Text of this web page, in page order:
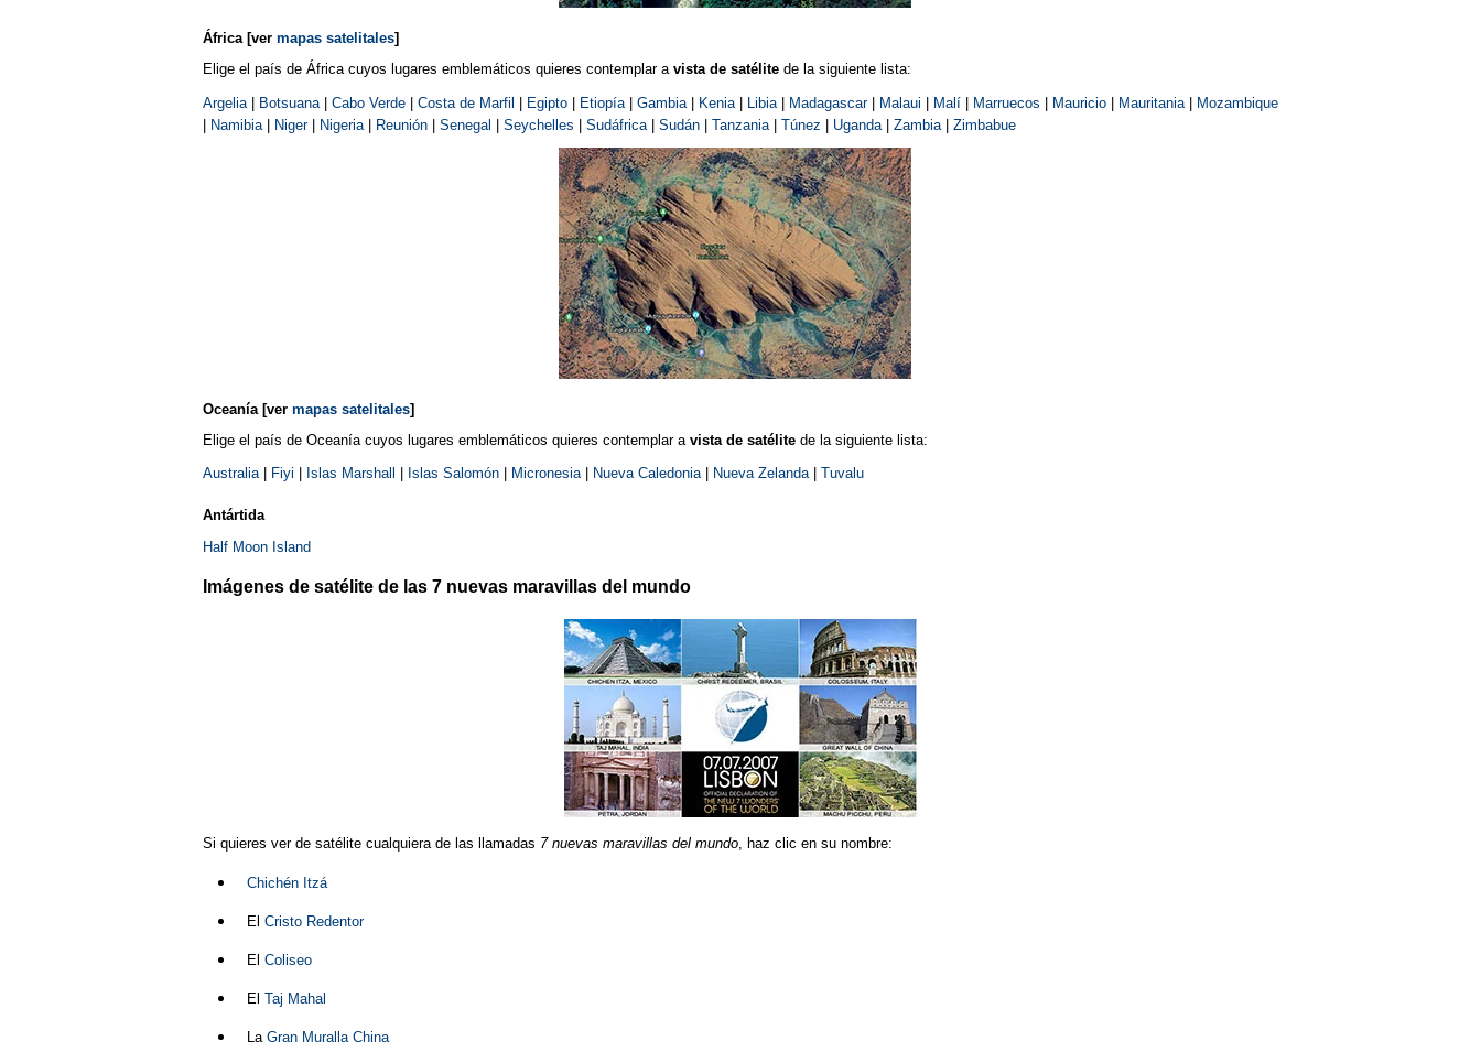
África [ver mapas satelitales]
Elige el país de África cuyos lugares emblemáticos quieres contemplar a vista de satélite de la siguiente lista:
Argelia | Botsuana | Cabo Verde | Costa de Marfil | Egipto | Etiopía | Gambia | Kenia | Libia | Madagascar| Malaui | Malí | Marruecos | Mauricio | Mauritania | Mozambique
| Namibia | Niger| Nigeria | Reunión | Senegal | Seychelles | Sudáfrica | Sudán | Tanzania | Túnez | Uganda | Zambia | Zimbabue
Oceanía [ver mapas satelitales]
Elige el país de Oceanía cuyos lugares emblemáticos quieres contemplar a vista de satélite de la siguiente lista:
Australia| Fiyi Islas Marshall Islas Salomón Micronesia| Nueva Caledonia| Nueva Zelanda| Tuvalu
Antártida
Half Moon Island
Imágenes de satélite de las 7 nuevas maravillas del mundo
Si quieres ver de satélite cualquiera de las llamadas 7 nuevas maravillas del mundo , haz clic en su nombre:
Chichén Itzá
El Cristo Redentor
El Coliseo
El Taj Mahal
La Gran Muralla China